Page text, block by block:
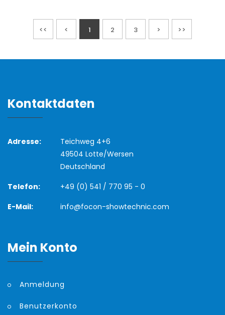
<< < 1 2 3 > >>
Kontaktdaten
Adresse:
Teichweg 4+6
49504 Lotte/Wersen
Deutschland
Telefon:
+49 (0) 541 / 770 95 - 0
E-Mail:
info@focon-showtechnic.com
Mein Konto
Anmeldung
Benutzerkonto